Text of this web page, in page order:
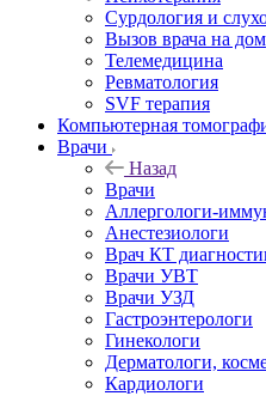
Сурдология и
Вызов врача на дом
Телемедицина
Ревматология
SVF терапия
Компьютерная
Врачи
Назад
Врачи
Аллергологи-
Анестезиологи
Врач КТ
Врачи УВТ
Врачи УЗД
Гастроэнтерологи
Гинекологи
Дерматологи,
Кардиологи